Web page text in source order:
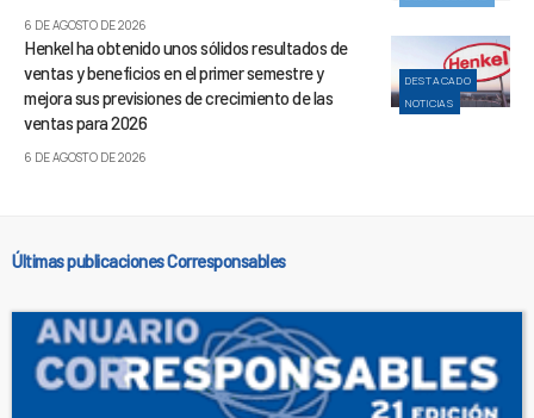
6 DE AGOSTO DE 2026
DESTACADO
NOTICIAS
Henkel ha obtenido unos sólidos resultados de
ventas y beneficios en el primer semestre y
mejora sus previsiones de crecimiento de las
ventas para 2026
6 DE AGOSTO DE 2026
Últimas publicaciones Corresponsables